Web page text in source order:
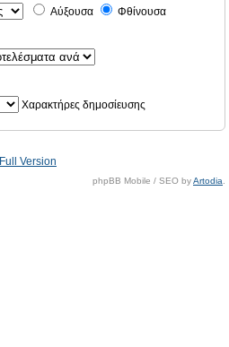
Αύξουσα Φθίνουσα
Χαρακτήρες δημοσίευσης
Full Version
phpBB Mobile / SEO byArtodia